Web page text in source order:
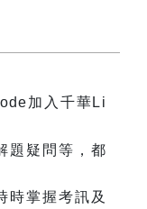
加入千華Li
題疑問等，都
時掌握考訊及